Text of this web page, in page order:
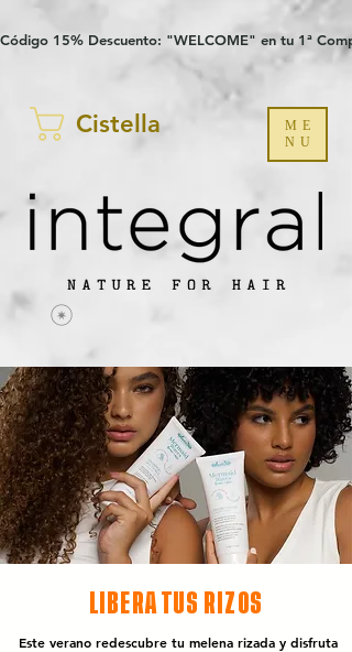
Código 15% Descuento: "WELCOME" en tu 1ª
Cistella
ME
NU
LIBERA TUS RIZOS
Este verano redescubre tu melena rizada y disfruta